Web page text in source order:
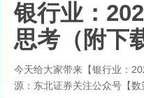
银行业：
思考（附下
今天给大家带来【银行业：
源：东北证券关注公众号【